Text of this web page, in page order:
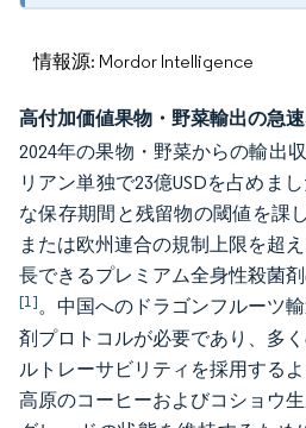
情報源: Mordor Intelligence
高付加価値果物・野菜輸出の急
2024年の果物・野菜からの輸出
リアン単独で23億USDを占めま
な保存期間と残留物の閾値を課
または欧州連合の規制上限を超
長できるプレミアム全身性殺菌
[1]。中国へのドラゴンフルーツ
剤プロトコルが必要であり、多
ルトレーサビリティを採用する
高原のコーヒーおよびコショウ